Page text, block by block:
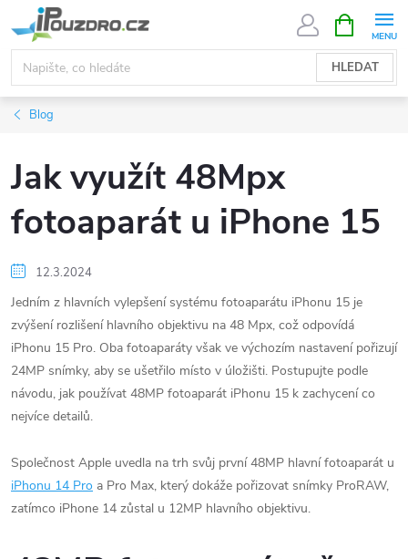
na
obsah
HLEDAT
NÁKUPNÍ
KOŠÍK
Blog
Jak využít 48Mpx
fotoaparát u iPhone 15
12.3.2024
Jedním z hlavních vylepšení systému fotoaparátu iPhonu 15 je
zvýšení rozlišení hlavního objektivu na 48 Mpx, což odpovídá
iPhonu 15 Pro. Oba fotoaparáty však ve výchozím nastavení pořizují
24MP snímky, aby se ušetřilo místo v úložišti. Postupujte podle
návodu, jak používat 48MP fotoaparát iPhonu 15 k zachycení co
nejvíce detailů.
Společnost Apple uvedla na trh svůj první 48MP hlavní fotoaparát u
iPhonu 14 Pro a Pro Max, který dokáže pořizovat snímky ProRAW,
zatímco iPhone 14 zůstal u 12MP hlavního objektivu.